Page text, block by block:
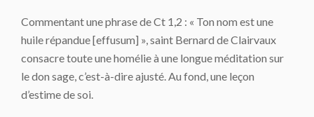
Commentant une phrase de Ct 1,2 : « Ton nom est une
huile répandue [effusum] », saint Bernard de Clairvaux
consacre toute une homélie à une longue méditation sur
le don sage, c’est-à-dire ajusté. Au fond, une leçon
d’estime de soi.